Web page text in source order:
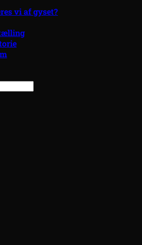
vi af gyset?